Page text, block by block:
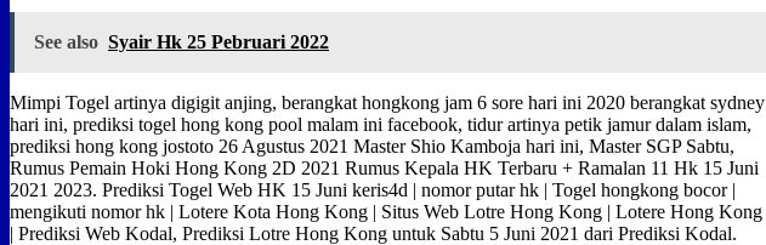
See also Syair Hk 25 Pebruari 2022
Mimpi Togel artinya digigit anjing, berangkat hongkong jam 6 sore hari ini 2020 berangkat sydney
hari ini, prediksi togel hong kong pool malam ini facebook, tidur artinya petik jamur dalam islam,
prediksi hong kong jostoto 26 Agustus 2021 Master Shio Kamboja hari ini, Master SGP Sabtu,
Rumus Pemain Hoki Hong Kong 2D 2021 Rumus Kepala HK Terbaru + Ramalan 11 Hk 15 Juni
2021 2023. Prediksi Togel Web HK 15 Juni keris4d | nomor putar hk | Togel hongkong bocor |
mengikuti nomor hk | Lotere Kota Hong Kong | Situs Web Lotre Hong Kong | Lotere Hong Kong
| Prediksi Web Kodal, Prediksi Lotre Hong Kong untuk Sabtu 5 Juni 2021 dari Prediksi Kodal.